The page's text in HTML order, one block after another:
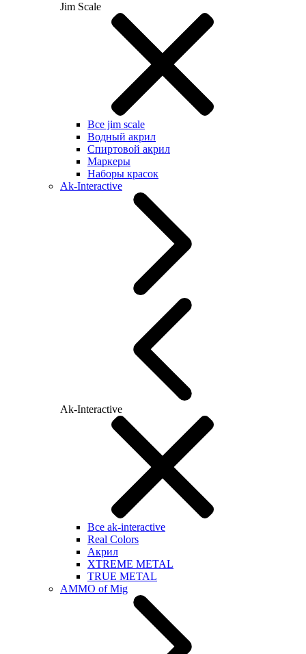
Jim Scale
Все jim scale
Водный акрил
Спиртовой акрил
Маркеры
Наборы красок
Ak-Interactive
Ak-Interactive
Все ak-interactive
Real Colors
Акрил
XTREME METAL
TRUE METAL
AMMO of Mig